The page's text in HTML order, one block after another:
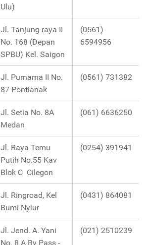
Ulu)
Jl. Tanjung raya Ii
No. 168 (Depan
SPBU) Kel. Saigon
(0561)
6594956
Jl. Purnama II No.
87 Pontianak
(0561) 731382
Jl. Setia No. 8A
Medan
(061) 6636250
Jl. Raya Temu
Putih No.55 Kav
Blok C Cilegon
(0254) 391941
Jl. Ringroad, Kel
Bumi Nyiur
(0431) 864081
Jl. Jend. A. Yani
No. 8 A By Pass -
(021) 2510239